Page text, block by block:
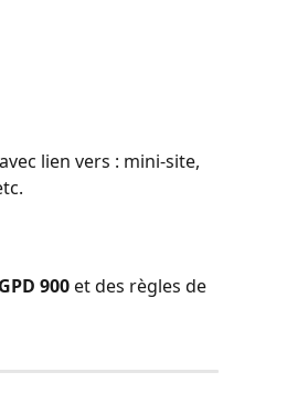
lien vers : mini-site,
900 et des règles de